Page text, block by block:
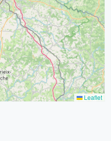
9
3
11
5
Leaflet